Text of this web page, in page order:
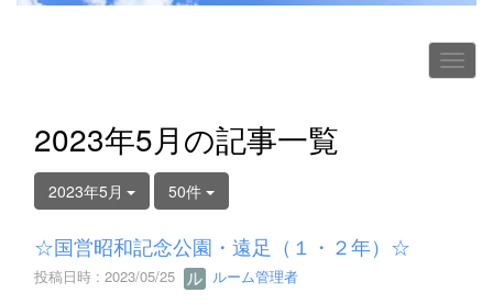
2023年5月の記事一覧
2023年5月 50件
☆国営昭和記念公園・遠足（１・２年）☆
投稿日時 : 2023/05/25 ルーム管理者